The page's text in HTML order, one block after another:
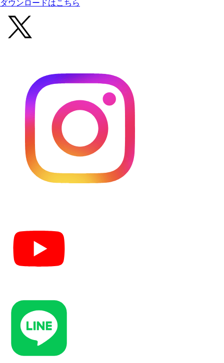
ダウンロードはこちら